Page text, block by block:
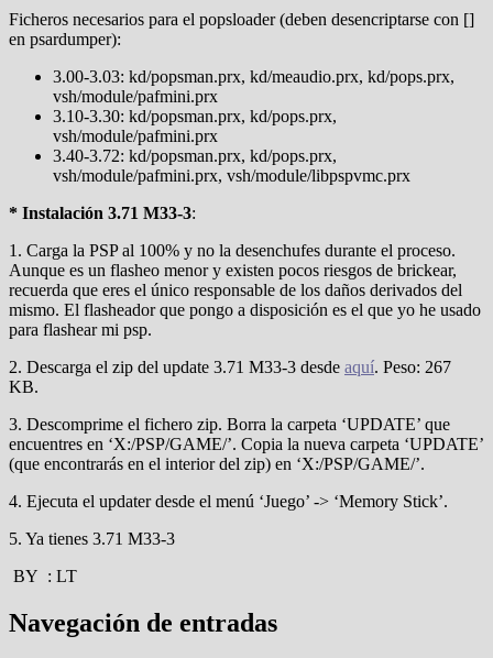
Ficheros necesarios para el popsloader (deben desencriptarse con []
en psardumper):
3.00-3.03: kd/popsman.prx, kd/meaudio.prx, kd/pops.prx,
vsh/module/pafmini.prx
3.10-3.30: kd/popsman.prx, kd/pops.prx,
vsh/module/pafmini.prx
3.40-3.72: kd/popsman.prx, kd/pops.prx,
vsh/module/pafmini.prx, vsh/module/libpspvmc.prx
* Instalación 3.71 M33-3:
1. Carga la PSP al 100% y no la desenchufes durante el proceso.
Aunque es un flasheo menor y existen pocos riesgos de brickear,
recuerda que eres el único responsable de los daños derivados del
mismo. El flasheador que pongo a disposición es el que yo he usado
para flashear mi psp.
2. Descarga el zip del update 3.71 M33-3 desde aquí. Peso: 267
KB.
3. Descomprime el fichero zip. Borra la carpeta ‘UPDATE’ que
encuentres en ‘X:/PSP/GAME/’. Copia la nueva carpeta ‘UPDATE’
(que encontrarás en el interior del zip) en ‘X:/PSP/GAME/’.
4. Ejecuta el updater desde el menú ‘Juego’ -> ‘Memory Stick’.
5. Ya tienes 3.71 M33-3
BY : LT
Navegación de entradas